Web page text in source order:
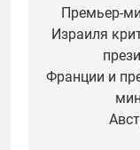
по
записям
Премьер-
Израиля
Франции и